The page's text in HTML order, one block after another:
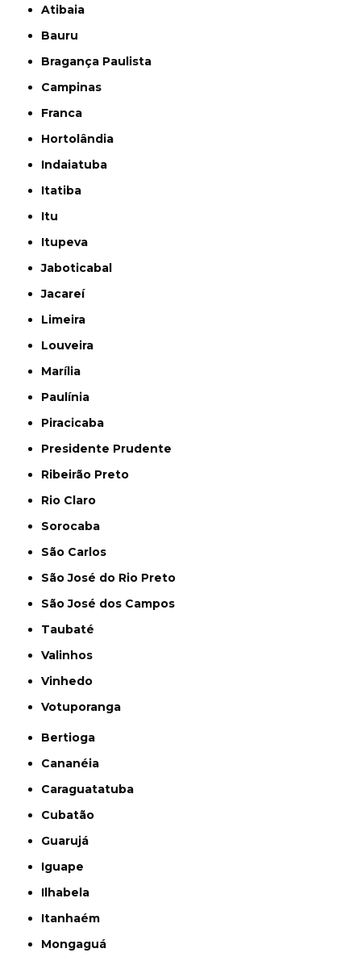
Atibaia
Bauru
Bragança Paulista
Campinas
Franca
Hortolândia
Indaiatuba
Itatiba
Itu
Itupeva
Jaboticabal
Jacareí
Limeira
Louveira
Marília
Paulínia
Piracicaba
Presidente Prudente
Ribeirão Preto
Rio Claro
Sorocaba
São Carlos
São José do Rio Preto
São José dos Campos
Taubaté
Valinhos
Vinhedo
Votuporanga
Bertioga
Cananéia
Caraguatatuba
Cubatão
Guarujá
Iguape
Ilhabela
Itanhaém
Mongaguá